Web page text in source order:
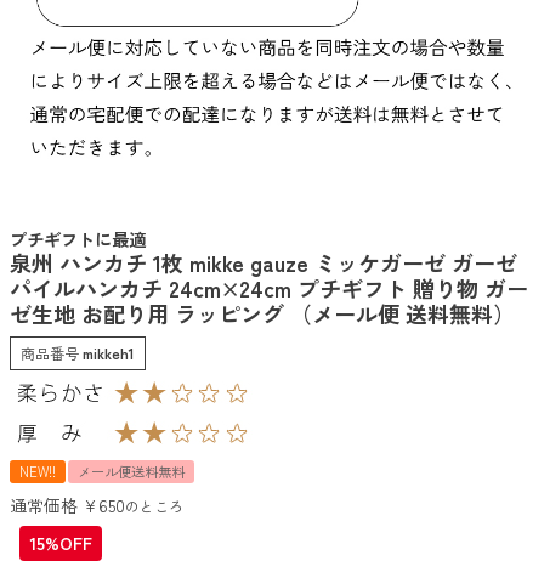
プチギフトに最適
泉州 ハンカチ 1枚 mikke gauze ミッケガーゼ ガーゼ
パイルハンカチ 24cm×24cm プチギフト 贈り物 ガー
ゼ生地 お配り用 ラッピング （メール便 送料無料）
商品番号mikkeh1
NEW!! メール便送料無料
通常価格 ¥ 650のところ
15%OFF